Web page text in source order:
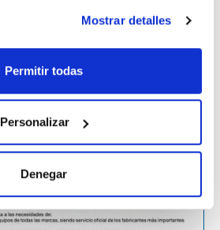
Mostrar detalles
Permitir todas
Personalizar
Denegar